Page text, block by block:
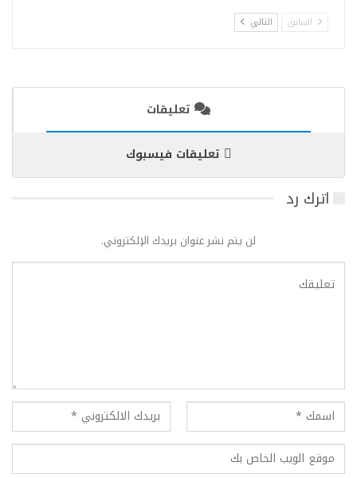
السابق التالي
تعليقات
تعليقات فيسبوك
اترك رد
لن يتم نشر عنوان بريدك الإلكتروني.